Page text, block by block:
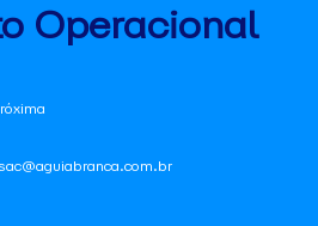
Operacional